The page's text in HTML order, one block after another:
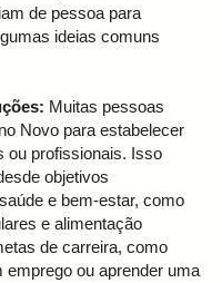
de pessoa para
ideias comuns
Muitas pessoas
Novo para estabelecer
ou profissionais. Isso
objetivos
e bem-estar, como
e alimentação
de carreira, como
emprego ou aprender uma